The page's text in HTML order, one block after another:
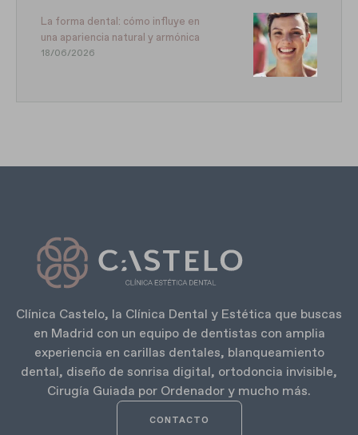
La forma dental: cómo influye en
una apariencia natural y armónica
18/06/2026
Clínica Castelo, la Clínica Dental y Estética que buscas
en Madrid con un equipo de dentistas con amplia
experiencia en carillas dentales, blanqueamiento
dental, diseño de sonrisa digital, ortodoncia invisible,
Cirugía Guiada por Ordenador y mucho más.
CONTACTO